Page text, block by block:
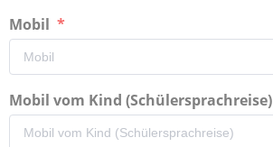
Mobil
Mobil vom Kind (Schülersprachreise)